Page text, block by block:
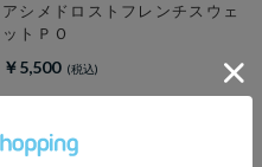
アシメドロストフレンチスウェ
ットＰＯ
￥5,500